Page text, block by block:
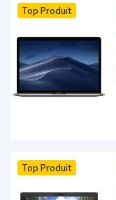
Top Produit
Top Produit